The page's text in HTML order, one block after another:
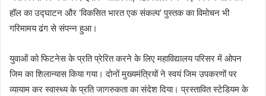
हॉल का उद्घाटन और ‘विकसित भारत एक संकल्प’ पुस्तक का विमोचन भी
गरिमामय ढंग से संपन्न हुआ।
युवाओं को फिटनेस के प्रति प्रेरित करने के लिए महाविद्यालय परिसर में ओपन
जिम का शिलान्यास किया गया। दोनों मुख्यमंत्रियों ने स्वयं जिम उपकरणों पर
व्यायाम कर स्वास्थ्य के प्रति जागरुकता का संदेश दिया। प्रस्तावित स्टेडियम के